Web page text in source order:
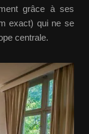
grâce à ses
exact) qui ne se
centrale.